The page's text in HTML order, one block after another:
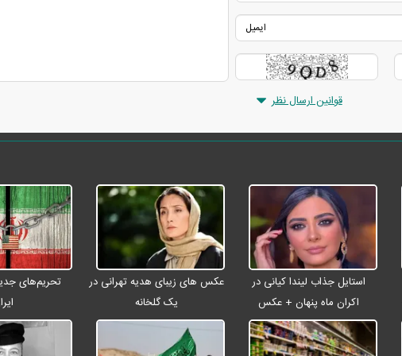
قوانین ارسال نظر
استایل جذاب لیندا کیانی در
اکران ماه پنهان + عکس
عکس های زیبای هدیه تهرانی در
یک گلخانه
تحریم‌های